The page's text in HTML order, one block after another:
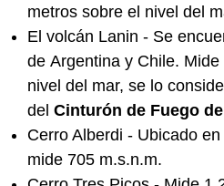
metros sobre el nivel del
El volcán Lanin - Se
de Argentina y Chile.
nivel del mar, se lo
del Cinturón de Fuego
Cerro Alberdi - Ubicado en
mide 705 m.s.n.m.
Cementerio
sitio
Crianza
cómo